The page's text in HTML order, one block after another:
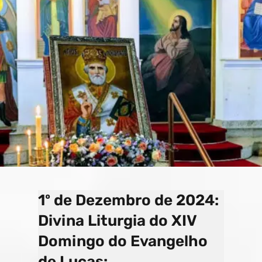
k
p
s
C
h
a
n
el
1º de Dezembro de 2024:
Divina Liturgia do XIV
Domingo do Evangelho